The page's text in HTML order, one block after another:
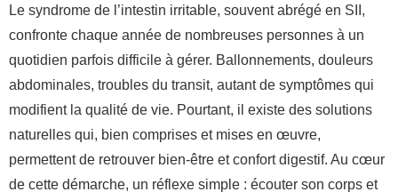
Le syndrome de l’intestin irritable, souvent abrégé en SII,
confronte chaque année de nombreuses personnes à un
quotidien parfois difficile à gérer. Ballonnements, douleurs
abdominales, troubles du transit, autant de symptômes qui
modifient la qualité de vie. Pourtant, il existe des solutions
naturelles qui, bien comprises et mises en œuvre,
permettent de retrouver bien-être et confort digestif. Au cœur
de cette démarche, un réflexe simple : écouter son corps et